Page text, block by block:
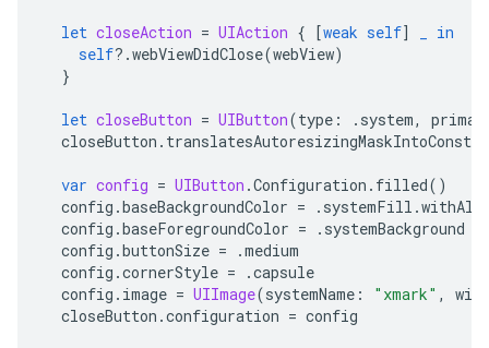
let closeAction = UIAction { [weak self]
in
self?.webViewDidClose(webView)
}
let closeButton = UIButton(type : . system,
closeButton .
var config = UIButton .Configuration . filled()
config .baseBackgroundColor = . systemFill .
config .baseForegroundColor = . systemBackground
config .buttonSize = .medium
config .cornerStyle = .capsule
config . image = UIImage(systemName : "xmark" ,
closeButton .configuration = config